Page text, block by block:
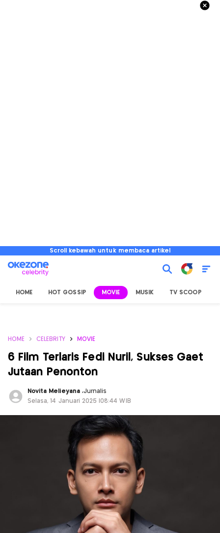
Scroll kebawah untuk membaca artikel
HOME HOT GOSSIP MOVIE MUSIK TV SCOOP
HOME CELEBRITY MOVIE
6 Film Terlaris Fedi Nuril, Sukses Gaet
Jutaan Penonton
Novita Melieyana ,Jurnalis
Selasa, 14 Januari 2025 |08:44 WIB